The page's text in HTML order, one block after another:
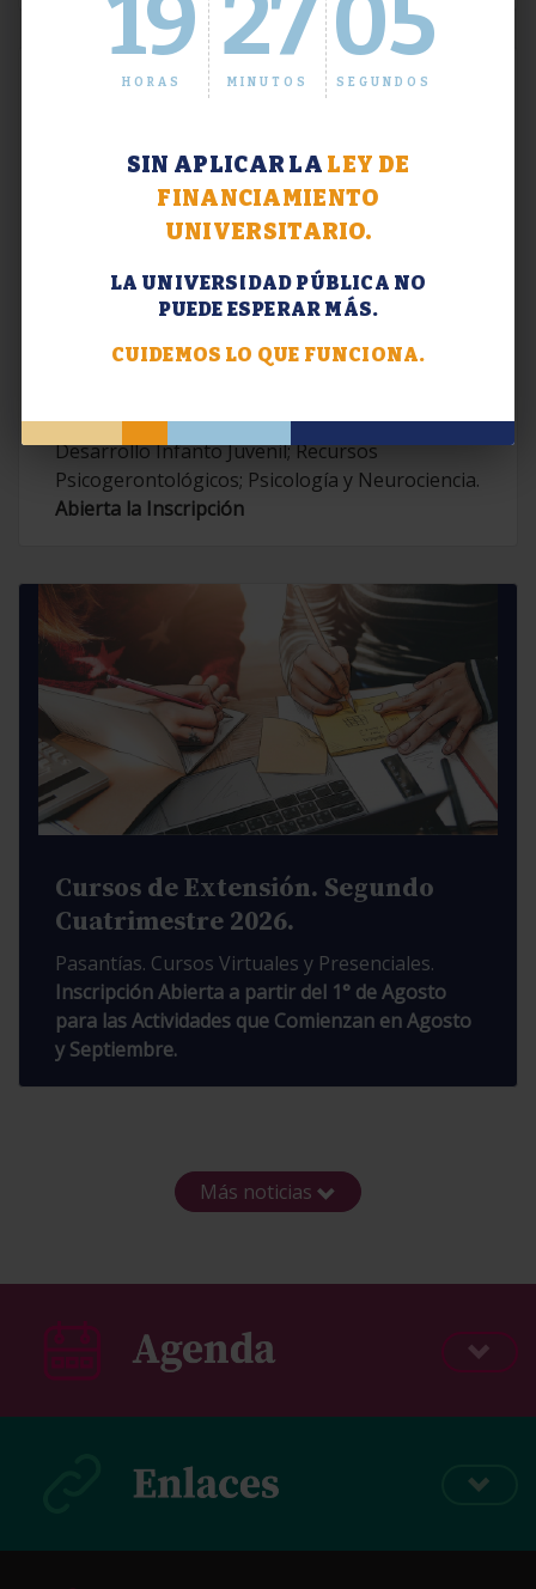
19
HORAS
27
MINUTOS
05
SEGUNDOS
SIN APLICAR LA LEY DE
FINANCIAMIENTO
UNIVERSITARIO.
LA UNIVERSIDAD PÚBLICA NO
PUEDE ESPERAR MÁS.
CUIDEMOS LO QUE FUNCIONA.
Extensión. Diplomaturas 2026.
Contemporáneas; Problemáticas en el
Desarrollo Infanto Juvenil; Recursos
Psicogerontológicos; Psicología y Neurociencia.
Abierta la Inscripción
Cursos de Extensión. Segundo
Cuatrimestre 2026.
Pasantías. Cursos Virtuales y Presenciales.
Inscripción Abierta a partir del 1° de Agosto
para las Actividades que Comienzan en Agosto
y Septiembre.
Más noticias